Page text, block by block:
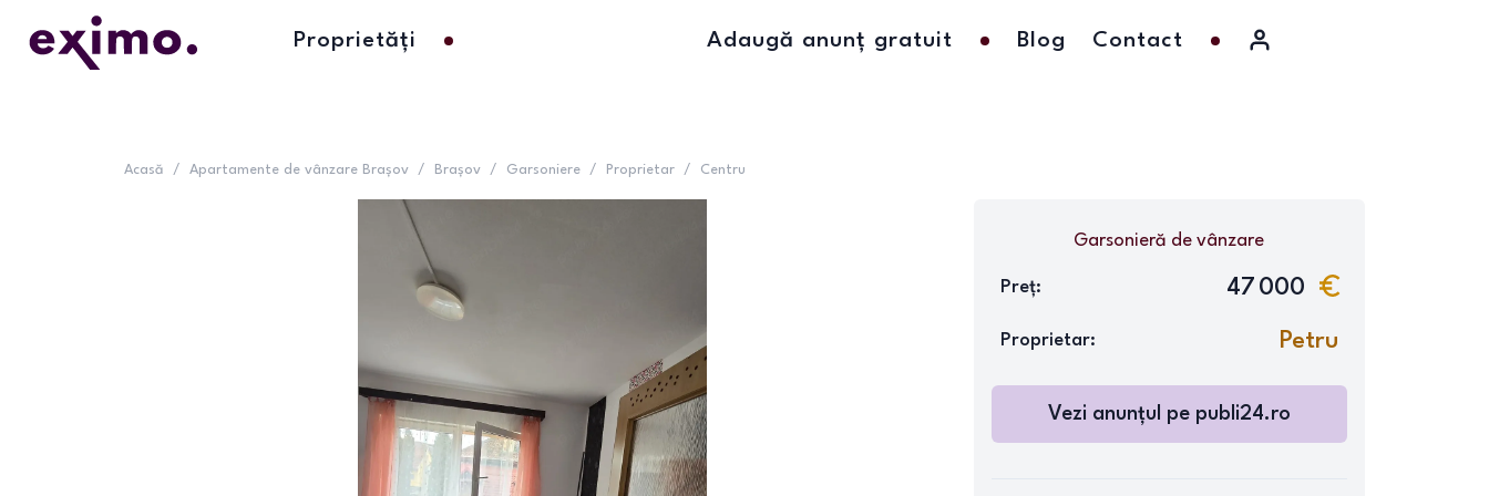
Proprietăți Adaugă anunț gratuit Blog Contact
Acasă / Apartamente de vânzare Brașov / Brașov / Garsoniere / Proprietar / Centru
Garsonieră de vânzare
Preț: 47 000
Proprietar: Petru
Vezi anunțul pe publi24.ro